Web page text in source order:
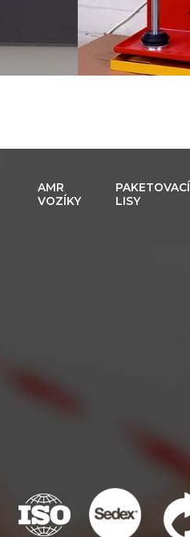
AMR
VOZÍKY
PAKETOVACÍ
LISY